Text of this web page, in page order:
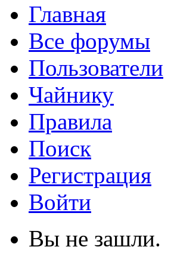
Главная
Все форумы
Пользователи
Чайнику
Правила
Поиск
Регистрация
Войти
Вы не зашли.